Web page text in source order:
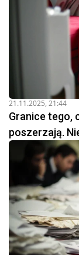
21.11.2025, 21:44
Granice tego,
poszerzają.